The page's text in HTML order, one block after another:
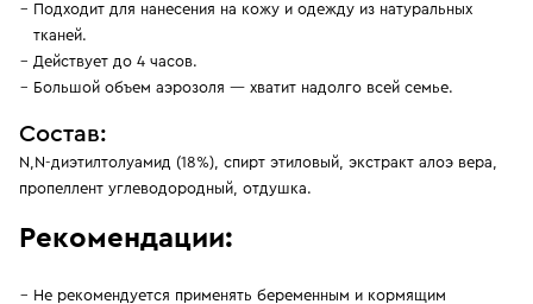
Подходит для нанесения на кожу и одежду из натуральных
тканей.
Действует до 4 часов.
Большой объем аэрозоля — хватит надолго всей семье.
Состав:
N,N-диэтилтолуамид (18%), спирт этиловый, экстракт алоэ вера,
пропеллент углеводородный, отдушка.
Рекомендации:
Не рекомендуется применять беременным и кормящим